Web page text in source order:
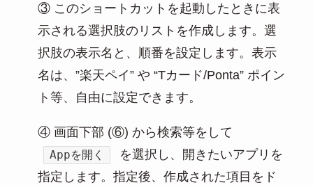
③ このショートカットを起動したときに表
示される選択肢のリストを作成します。選
択肢の表示名と、順番を設定します。表示
名は、”楽天ペイ” や “Tカード/Ponta” ポイン
ト等、自由に設定できます。
④ 画面下部 (⑥) から検索等をして
Appを開く
を選択し、開きたいアプリを
指定します。指定後、作成された項目をド